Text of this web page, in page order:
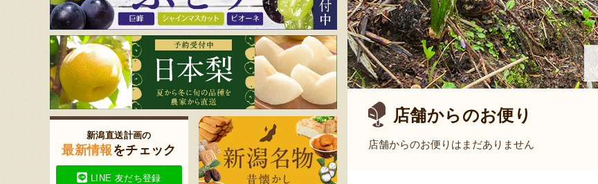
店舗からのお便り
店舗からのお便りはまだありません
新潟直送計画の
最新情報をチェック
LINE 友だち登録